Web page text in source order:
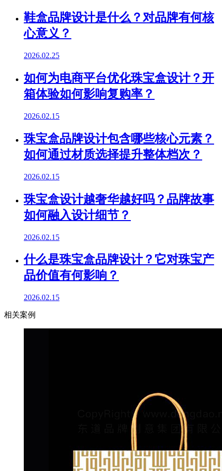
鞋盒品牌设计是什么？对品牌有何核
心意义？
2026.02.25
如何为电商平台优化珠宝盒设计？开
箱体验如何影响复购率？
2026.02.15
珠宝盒品牌设计包含哪些核心元素？
如何通过材质选择提升整体档次？
2026.02.15
珠宝盒设计越奢华越好吗？品牌故事
如何融入设计细节？
2026.02.15
什么是珠宝盒品牌设计？它对珠宝产
品价值有何影响？
2026.02.15
相关案例